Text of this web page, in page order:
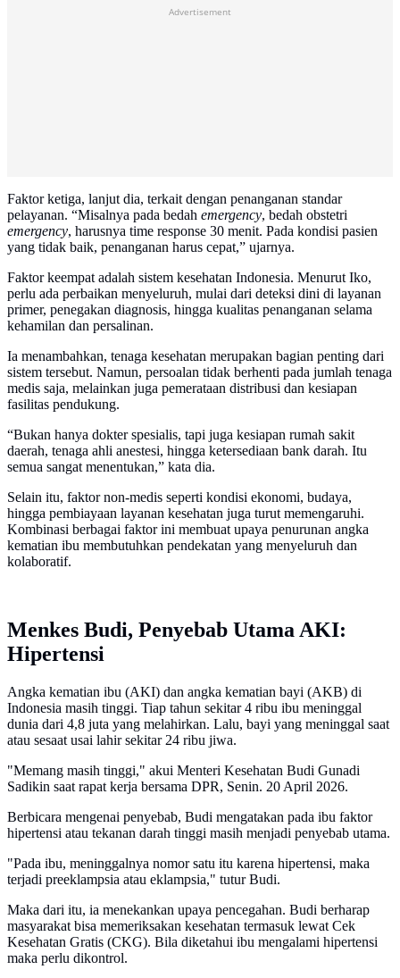
Advertisement
Faktor ketiga, lanjut dia, terkait dengan penanganan standar
pelayanan. “Misalnya pada bedah emergency, bedah obstetri
emergency, harusnya time response 30 menit. Pada kondisi pasien
yang tidak baik, penanganan harus cepat,” ujarnya.
Faktor keempat adalah sistem kesehatan Indonesia. Menurut Iko,
perlu ada perbaikan menyeluruh, mulai dari deteksi dini di layanan
primer, penegakan diagnosis, hingga kualitas penanganan selama
kehamilan dan persalinan.
Ia menambahkan, tenaga kesehatan merupakan bagian penting dari
sistem tersebut. Namun, persoalan tidak berhenti pada jumlah tenaga
medis saja, melainkan juga pemerataan distribusi dan kesiapan
fasilitas pendukung.
“Bukan hanya dokter spesialis, tapi juga kesiapan rumah sakit
daerah, tenaga ahli anestesi, hingga ketersediaan bank darah. Itu
semua sangat menentukan,” kata dia.
Selain itu, faktor non-medis seperti kondisi ekonomi, budaya,
hingga pembiayaan layanan kesehatan juga turut memengaruhi.
Kombinasi berbagai faktor ini membuat upaya penurunan angka
kematian ibu membutuhkan pendekatan yang menyeluruh dan
kolaboratif.
Menkes Budi, Penyebab Utama AKI:
Hipertensi
Angka kematian ibu (AKI) dan angka kematian bayi (AKB) di
Indonesia masih tinggi. Tiap tahun sekitar 4 ribu ibu meninggal
dunia dari 4,8 juta yang melahirkan. Lalu, bayi yang meninggal saat
atau sesaat usai lahir sekitar 24 ribu jiwa.
"Memang masih tinggi," akui Menteri Kesehatan Budi Gunadi
Sadikin saat rapat kerja bersama DPR, Senin. 20 April 2026.
Berbicara mengenai penyebab, Budi mengatakan pada ibu faktor
hipertensi atau tekanan darah tinggi masih menjadi penyebab utama.
"Pada ibu, meninggalnya nomor satu itu karena hipertensi, maka
terjadi preeklampsia atau eklampsia," tutur Budi.
Maka dari itu, ia menekankan upaya pencegahan. Budi berharap
masyarakat bisa memeriksakan kesehatan termasuk lewat Cek
Kesehatan Gratis (CKG). Bila diketahui ibu mengalami hipertensi
maka perlu dikontrol.